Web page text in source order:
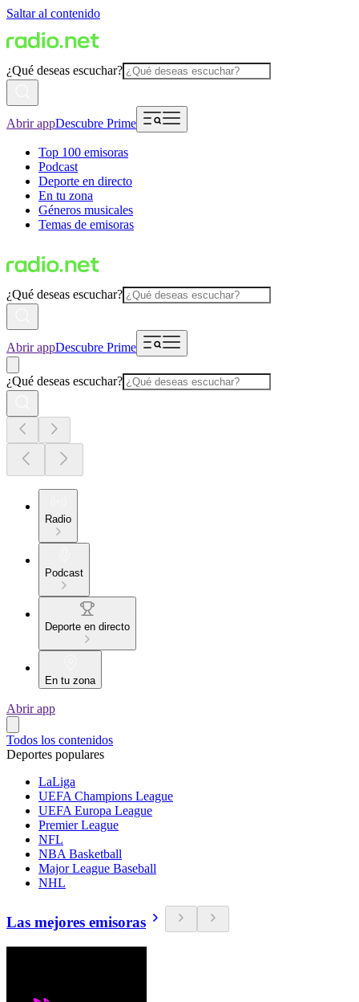
Saltar al contenido
¿Qué deseas escuchar?
Abrir appDescubre Prime
Top 100 emisoras
Podcast
Deporte en directo
En tu zona
Géneros musicales
Temas de emisoras
¿Qué deseas escuchar?
Abrir appDescubre Prime
¿Qué deseas escuchar?
Radio
Podcast
Deporte en directo
En tu zona
Abrir app
Todos los contenidos
Deportes populares
LaLiga
UEFA Champions League
UEFA Europa League
Premier League
NFL
NBA Basketball
Major League Baseball
NHL
Las mejores emisoras